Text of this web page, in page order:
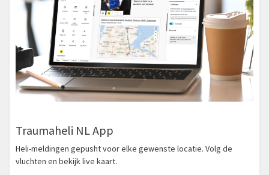
Traumaheli NL App
Heli-meldingen gepusht voor elke gewenste locatie. Volg de
vluchten en bekijk live kaart.